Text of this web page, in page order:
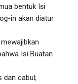
bentuk Isi
in akan diatur
Isi Buatan
dan cabul;